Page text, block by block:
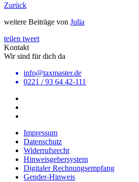
Zurück
weitere Beiträge von Julia
teilen tweet
Kontakt
Wir sind für dich da
info@taxmaster.de
0221 / 93 64 42-111
Impressum
Datenschutz
Widerrufsrecht
Hinweisgebersystem
Digitaler Rechnungsempfang
Gender-Hinweis